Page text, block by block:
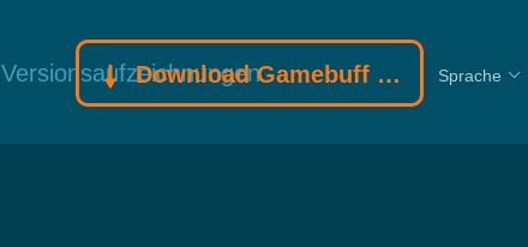
Versionsaufzeichnungen
Download Gamebuff Trainer Sprache